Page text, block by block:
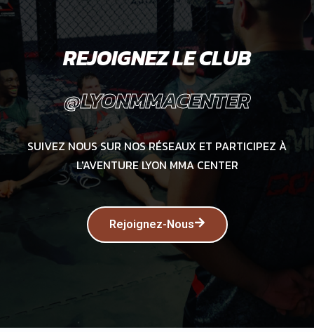
REJOIGNEZ LE CLUB
@LYONMMACENTER
SUIVEZ NOUS SUR NOS RÉSEAUX ET PARTICIPEZ À
L'AVENTURE LYON MMA CENTER
Rejoignez-Nous